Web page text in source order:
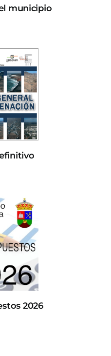
municipio
2026